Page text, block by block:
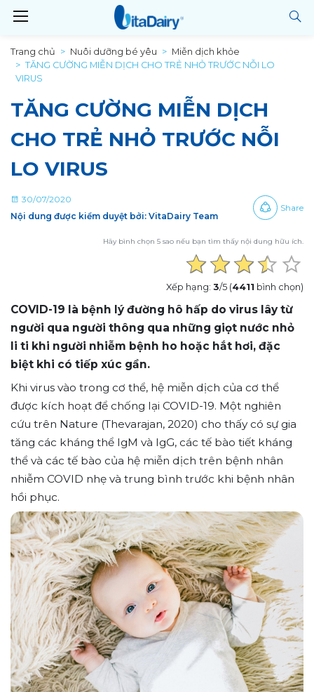
Trang chủ Nuôi dưỡng bé yêu
Miễn dịch khỏe
TĂNG CƯỜNG MIỄN DỊCH CHO TRẺ NHỎ TRƯỚC NỖI LO
VIRUS
TĂNG CƯỜNG MIỄN DỊCH
CHO TRẺ NHỎ TRƯỚC NỖI
LO VIRUS
30/07/2020
Nội dung được kiểm duyệt bởi: VitaDairy Team
Share
Hãy bình chọn 5 sao nếu bạn tìm thấy nội dung hữu ích.
Xếp hạng: 3/5 (4411 bình chọn)
COVID-19 là bệnh lý đường hô hấp do virus lây từ
người qua người thông qua những giọt nước nhỏ
li ti khi người nhiễm bệnh ho hoặc hắt hơi, đặc
biệt khi có tiếp xúc gần.
Khi virus vào trong cơ thể, hệ miễn dịch của cơ thể
được kích hoạt để chống lại COVID-19. Một nghiên
cứu trên Nature (Thevarajan, 2020) cho thấy có sự gia
tăng các kháng thể IgM và IgG, các tế bào tiết kháng
thể và các tế bào của hệ miễn dịch trên bệnh nhân
nhiễm COVID nhẹ và trung bình trước khi bệnh nhân
hồi phục.